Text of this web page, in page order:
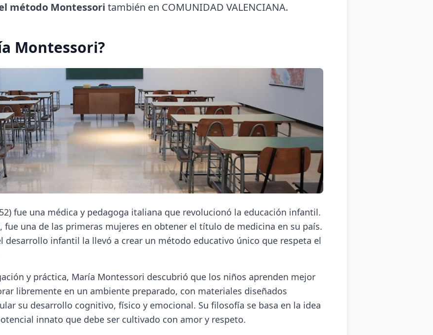
método Montessori también en COMUNIDAD VALENCIANA.
Montessori?
fue una médica y pedagoga italiana que revolucionó la educación infantil.
fue una de las primeras mujeres en obtener el título de medicina en su país.
desarrollo infantil la llevó a crear un método educativo único que respeta el
y práctica, María Montessori descubrió que los niños aprenden mejor
libremente en un ambiente preparado, con materiales diseñados
su desarrollo cognitivo, físico y emocional. Su filosofía se basa en la idea
innato que debe ser cultivado con amor y respeto.